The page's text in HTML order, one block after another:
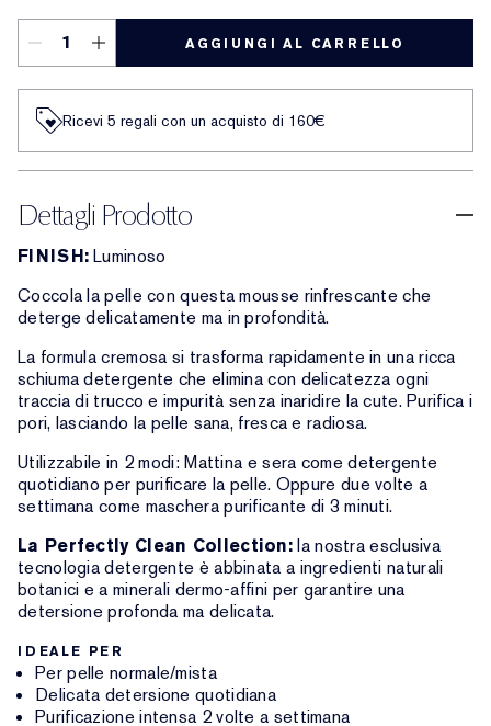
AGGIUNGI AL CARRELLO
Ricevi 5 regali con un acquisto di 160€
Dettagli Prodotto
FINISH:Luminoso
Coccola la pelle con questa mousse rinfrescante che
deterge delicatamente ma in profondità.
La formula cremosa si trasforma rapidamente in una ricca
schiuma detergente che elimina con delicatezza ogni
traccia di trucco e impurità senza inaridire la cute. Purifica i
pori, lasciando la pelle sana, fresca e radiosa.
Utilizzabile in 2 modi: Mattina e sera come detergente
quotidiano per purificare la pelle. Oppure due volte a
settimana come maschera purificante di 3 minuti.
La Perfectly Clean Collection:la nostra esclusiva
tecnologia detergente è abbinata a ingredienti naturali
botanici e a minerali dermo-affini per garantire una
detersione profonda ma delicata.
IDEALE PER
Per pelle normale/mista
Delicata detersione quotidiana
Purificazione intensa 2 volte a settimana